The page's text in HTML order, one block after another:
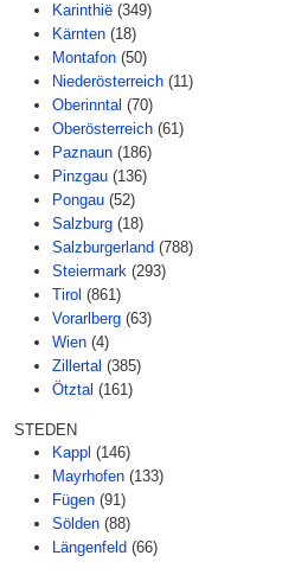
Karinthië (349)
Kärnten (18)
Montafon (50)
Niederösterreich (11)
Oberinntal (70)
Oberösterreich (61)
Paznaun (186)
Pinzgau (136)
Pongau (52)
Salzburg (18)
Salzburgerland (788)
Steiermark (293)
Tirol (861)
Vorarlberg (63)
Wien (4)
Zillertal (385)
Ötztal (161)
STEDEN
Kappl (146)
Mayrhofen (133)
Fügen (91)
Sölden (88)
Längenfeld (66)